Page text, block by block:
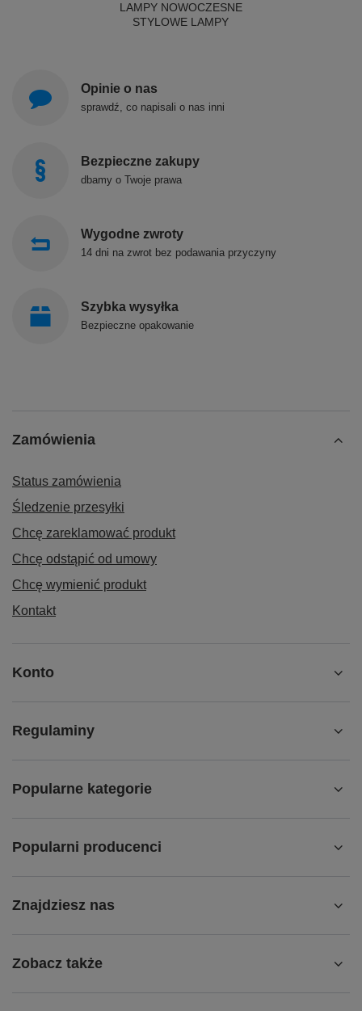
LAMPY NOWOCZESNE
STYLOWE LAMPY
Opinie o nas
sprawdź, co napisali o nas inni
Bezpieczne zakupy
dbamy o Twoje prawa
Wygodne zwroty
14 dni na zwrot bez podawania przyczyny
Szybka wysyłka
Bezpieczne opakowanie
Zamówienia
Status zamówienia
Śledzenie przesyłki
Chcę zareklamować produkt
Chcę odstąpić od umowy
Chcę wymienić produkt
Kontakt
Konto
Regulaminy
Popularne kategorie
Popularni producenci
Znajdziesz nas
Zobacz także